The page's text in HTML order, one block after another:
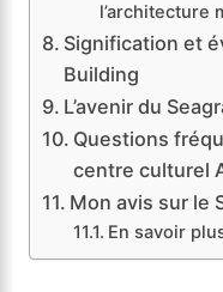
l’architecture
Signification et
Building
L’avenir du
Questions
centre culturel
Mon avis sur le
En savoir